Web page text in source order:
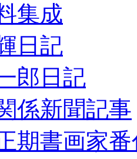
集成
日記
郎日記
係新聞記事
期書画家